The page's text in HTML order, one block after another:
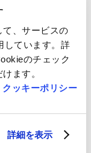
、サービスの
しています。詳
のチェック
ます。
クッキーポリシー
詳細を表示
Fermenteria